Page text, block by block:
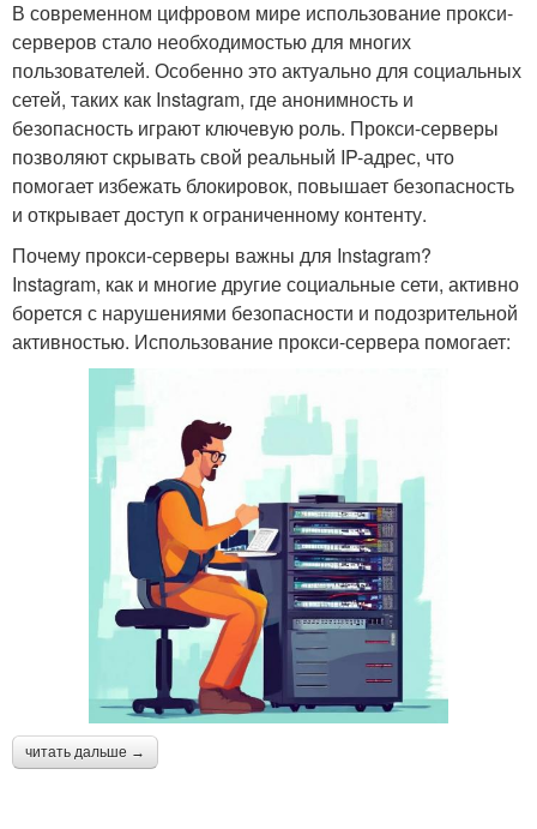
В современном цифровом мире использование прокси-
серверов стало необходимостью для многих
пользователей. Особенно это актуально для социальных
сетей, таких как Instagram, где анонимность и
безопасность играют ключевую роль. Прокси-серверы
позволяют скрывать свой реальный IP-адрес, что
помогает избежать блокировок, повышает безопасность
и открывает доступ к ограниченному контенту.
Почему прокси-серверы важны для Instagram?
Instagram, как и многие другие социальные сети, активно
борется с нарушениями безопасности и подозрительной
активностью. Использование прокси-сервера помогает:
читать дальше →